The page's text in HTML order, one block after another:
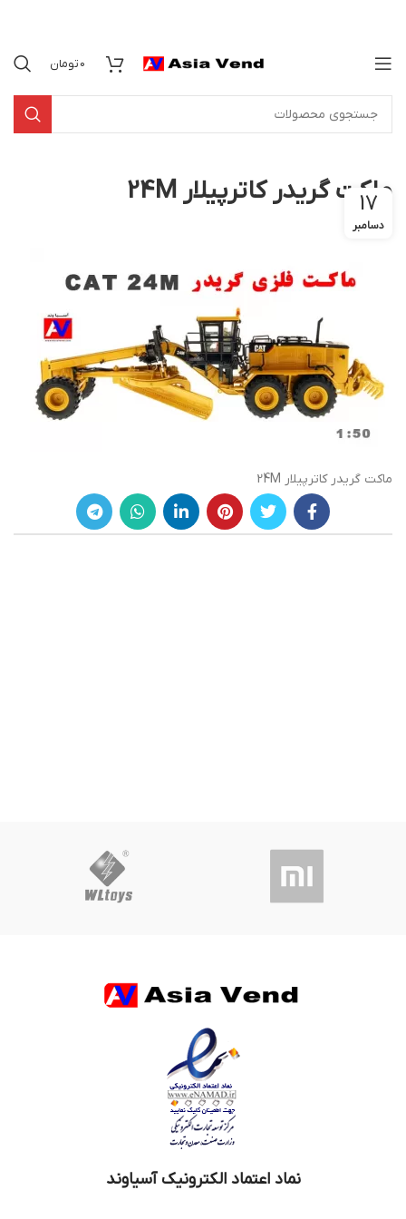
0تومان
ماکت گریدر کاترپیلار 24M
17
دسامبر
ماکت گریدر کاترپیلار 24M
نماد اعتماد الکترونیک آسیاوند